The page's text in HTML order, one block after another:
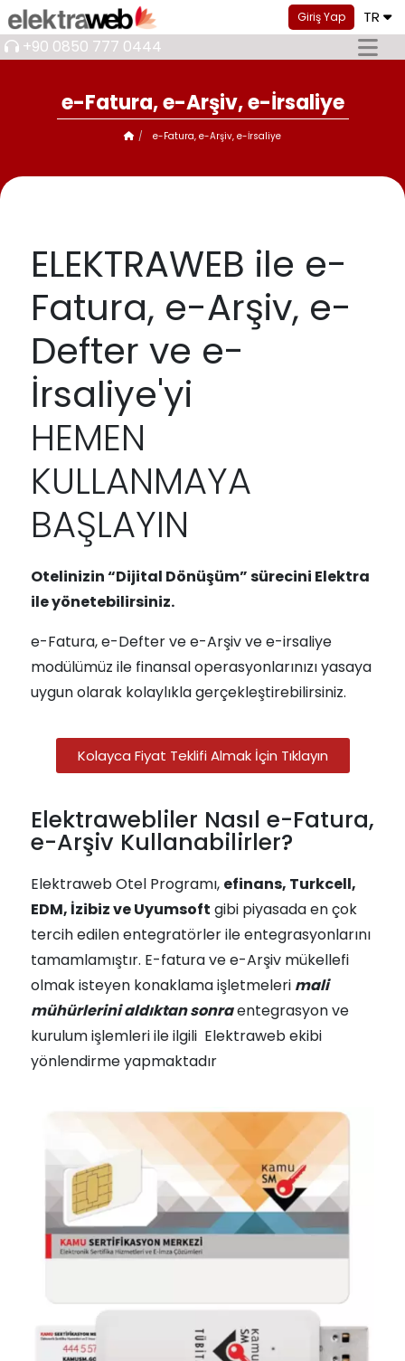
Giriş Yap TR
+90 0850 777 0444
e-Fatura, e-Arşiv, e-İrsaliye
e-Fatura, e-Arşiv, e-İrsaliye
ELEKTRAWEB ile e-
Fatura, e-Arşiv, e-
Defter ve e-
İrsaliye'yi
HEMEN
KULLANMAYA
BAŞLAYIN
Otelinizin “Dijital Dönüşüm” sürecini Elektra
ile yönetebilirsiniz.
e-Fatura, e-Defter ve e-Arşiv ve e-irsaliye
modülümüz ile finansal operasyonlarınızı yasaya
uygun olarak kolaylıkla gerçekleştirebilirsiniz.
Kolayca Fiyat Teklifi Almak İçin Tıklayın
Elektrawebliler Nasıl e-Fatura,
e-Arşiv Kullanabilirler?
Elektraweb Otel Programı, efinans, Turkcell,
EDM, İzibiz ve Uyumsoft gibi piyasada en çok
tercih edilen entegratörler ile entegrasyonlarını
tamamlamıştır. E-fatura ve e-Arşiv mükellefi
olmak isteyen konaklama işletmeleri mali
mühürlerini aldıktan sonraentegrasyon ve
kurulum işlemleri ile ilgili Elektraweb ekibi
yönlendirme yapmaktadır